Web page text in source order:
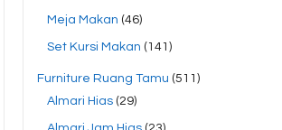
Meja Makan (46)
Set Kursi Makan (141)
Furniture Ruang Tamu (511)
Almari Hias(29)